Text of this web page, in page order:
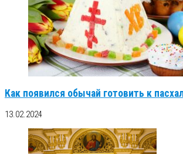
Как появился обычай готовить к
13.02.2024